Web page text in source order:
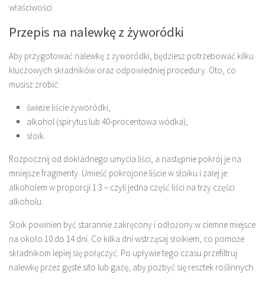
właściwości.
Przepis na nalewkę z żyworódki
Aby przygotować nalewkę z żyworódki, będziesz potrzebować kilku
kluczowych składników oraz odpowiedniej procedury. Oto, co
musisz zrobić:
świeże liście żyworódki,
alkohol (spirytus lub 40-procentowa wódka),
słoik.
Rozpocznij od dokładnego umycia liści, a następnie pokrój je na
mniejsze fragmenty. Umieść pokrojone liście w słoiku i zalej je
alkoholem w proporcji 1:3 – czyli jedna część liści na trzy części
alkoholu.
Słoik powinien być starannie zakręcony i odłożony w ciemne miejsce
na około 10 do 14 dni. Co kilka dni wstrząsaj słoikiem, co pomoże
składnikom lepiej się połączyć. Po upływie tego czasu przefiltruj
nalewkę przez gęste sito lub gazę, aby pozbyć się resztek roślinnych.